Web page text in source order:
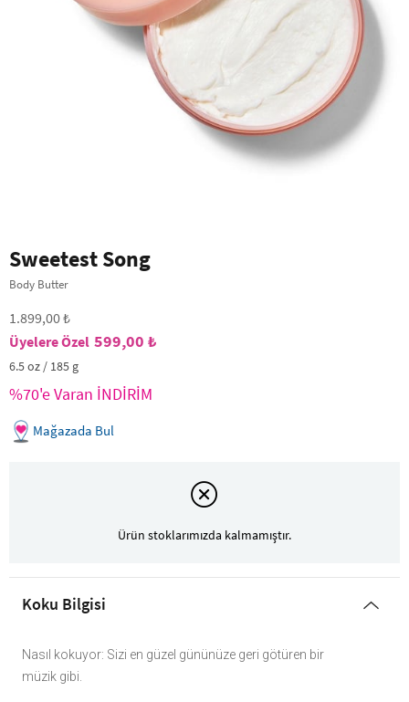
Sweetest Song
Body Butter
1.899,00 ₺
599,00 ₺
6.5 oz / 185 g
%70'e Varan İNDİRİM
Mağazada Bul
Ürün stoklarımızda kalmamıştır.
Koku Bilgisi
Nasıl kokuyor: Sizi en güzel gününüze geri götüren bir
müzik gibi.